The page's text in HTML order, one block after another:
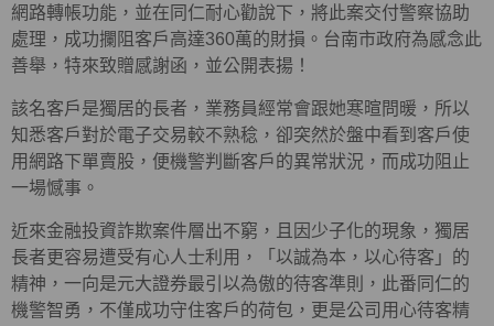
網路轉帳功能，並在同仁耐心勸說下，將此案交付警察協助
處理，成功攔阻客戶高達360萬的財損。台南市政府為感念此
善舉，特來致贈感謝函，並公開表揚！
該名客戶是獨居的長者，業務員經常會跟她寒暄問暖，所以
知悉客戶對於電子交易較不熟稔，卻突然於盤中看到客戶使
用網路下單賣股，便機警判斷客戶的異常狀況，而成功阻止
一場憾事。
近來金融投資詐欺案件層出不窮，且因少子化的現象，獨居
長者更容易遭受有心人士利用，「以誠為本，以心待客」的
精神，一向是元大證券最引以為傲的待客準則，此番同仁的
機警智勇，不僅成功守住客戶的荷包，更是公司用心待客精